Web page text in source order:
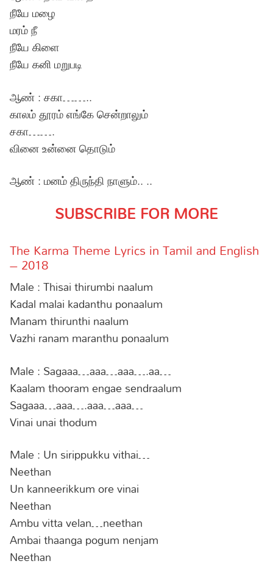
நீயே மழை
மரம் நீ
நீயே கிளை
நீயே கனி மறுபடி
ஆண் : சகா……..
காலம் தூரம் எங்கே சென்றாலும்
சகா…….
வினை உன்னை தொடும்
ஆண் : மனம் திருந்தி நாளும்.. ..
SUBSCRIBE FOR MORE
The Karma Theme Lyrics in Tamil and English
– 2018
Male : Thisai thirumbi naalum
Kadal malai kadanthu ponaalum
Manam thirunthi naalum
Vazhi ranam maranthu ponaalum
Male : Sagaaa…aaa…aaa….aa…
Kaalam thooram engae sendraalum
Sagaaa…aaa….aaa…aaa…
Vinai unai thodum
Male : Un sirippukku vithai…
Neethan
Un kanneerikkum ore vinai
Neethan
Ambu vitta velan…neethan
Ambai thaanga pogum nenjam
Neethan